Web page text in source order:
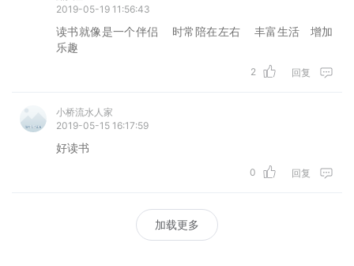
2019-05-19 11:56:43
读书就像是一个伴侣    时常陪在左右    丰富生活   增加
乐趣
2 回复
小桥流水人家
2019-05-15 16:17:59
好读书
0 回复
加载更多